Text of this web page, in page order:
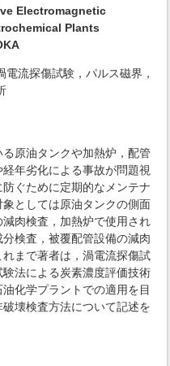
Electromagnetic
Plants
流探傷試験，パルス磁界，
原油タンクや加熱炉，配管
年劣化による事故が問題視
ぐために定期的なメンテナ
としては原油タンクの側面
肉検査，加熱炉で使用され
検査，被覆配管設備の減肉
まで著者は，渦電流探傷試
法による炭素濃度評価技術
化学プラントでの適用を目
壊検査方法について記述を